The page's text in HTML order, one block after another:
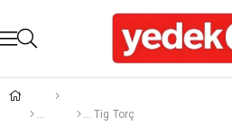
Tig Torç